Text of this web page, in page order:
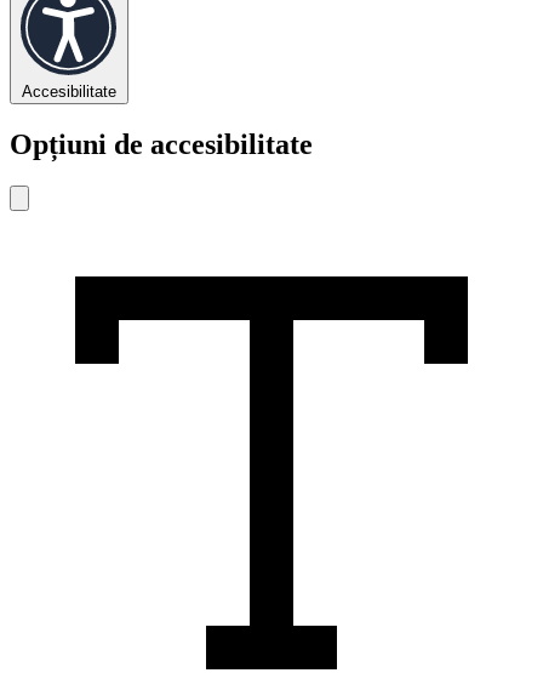
Accesibilitate
Opțiuni de accesibilitate